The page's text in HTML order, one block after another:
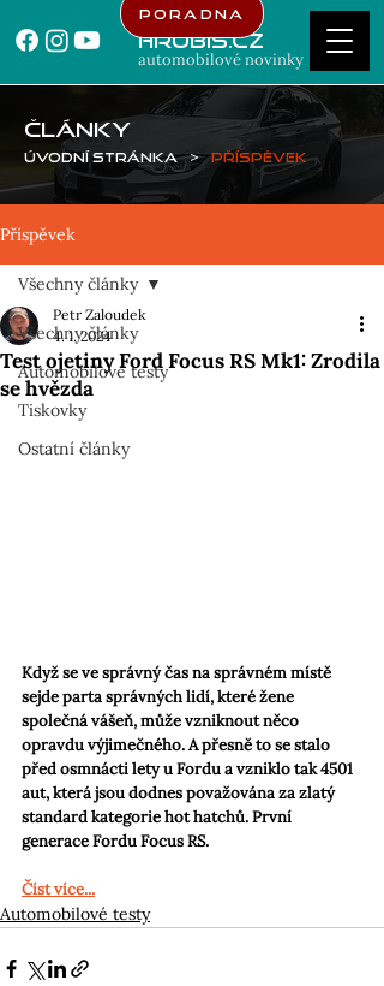
Hrubis.cz
automobilové novinky
Poradna
ČLÁNKY
Úvodní stránka > Příspěvek
Příspěvek
Všechny články
Automobilové testy
Tiskovky
Ostatní články
Všechny články
Test ojetiny Ford Focus RS Mk1: Zrodila
se hvězda
Petr Zaloudek
4. 1. 2024
Když se ve správný čas na správném místě
sejde parta správných lidí, které žene
společná vášeň, může vzniknout něco
opravdu výjimečného. A přesně to se stalo
před osmnácti lety u Fordu a vzniklo tak 4501
aut, která jsou dodnes považována za zlatý
standard kategorie hot hatchů. První
generace Fordu Focus RS.
Číst více...
Automobilové testy